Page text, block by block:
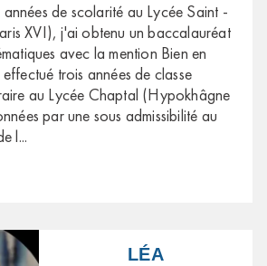
de scolarité au Lycée Saint -
XVI), j'ai obtenu un baccalauréat
avec la mention Bien en
trois années de classe
au Lycée Chaptal (Hypokhâgne
par une sous admissibilité au
l...
LÉA